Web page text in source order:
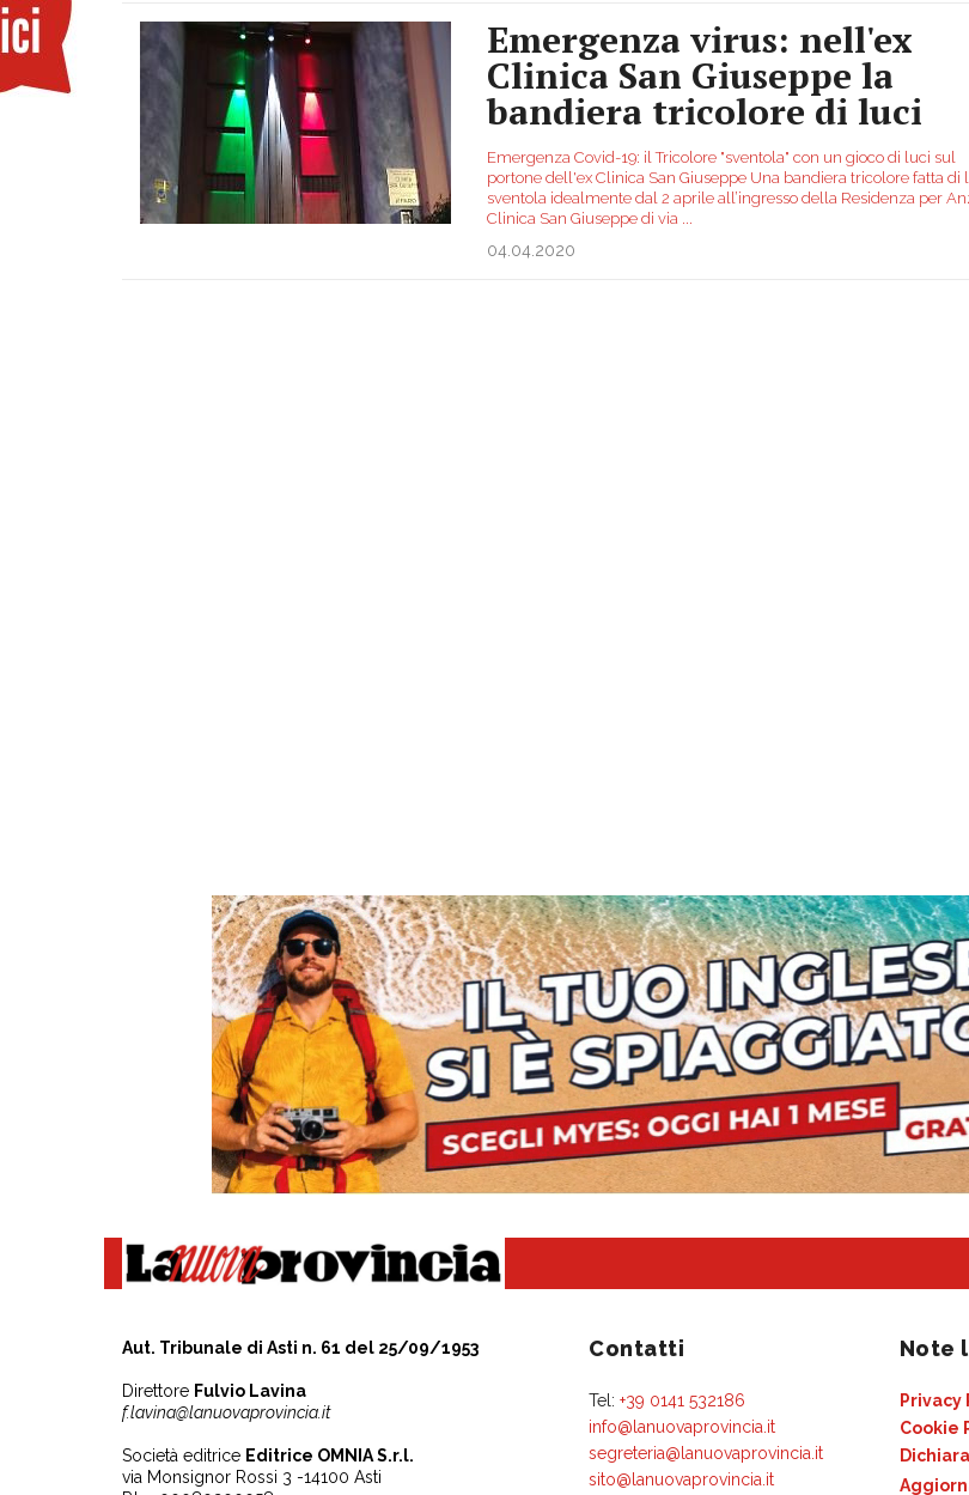
Emergenza virus: nell'ex
Clinica San Giuseppe la
bandiera tricolore di luci
Emergenza Covid-19: il Tricolore "sventola" con un gioco di luci sul
portone dell'ex Clinica San Giuseppe Una bandiera tricolore fatta di
sventola idealmente dal 2 aprile all’ingresso della Residenza per
Clinica San Giuseppe di via
04.04.2020
Aut. Tribunale di Asti n. 61 del 25/09/1953
Direttore Fulvio Lavina
f.lavina@lanuovaprovincia.it
Società editrice Editrice OMNIA S.r.l.
via Monsignor Rossi 3 -14100 Asti
Contatti
Tel: +39 0141 532186
info@lanuovaprovincia.it
segreteria@lanuovaprovincia.it
sito@lanuovaprovincia.it
Note
Privacy
Cookie